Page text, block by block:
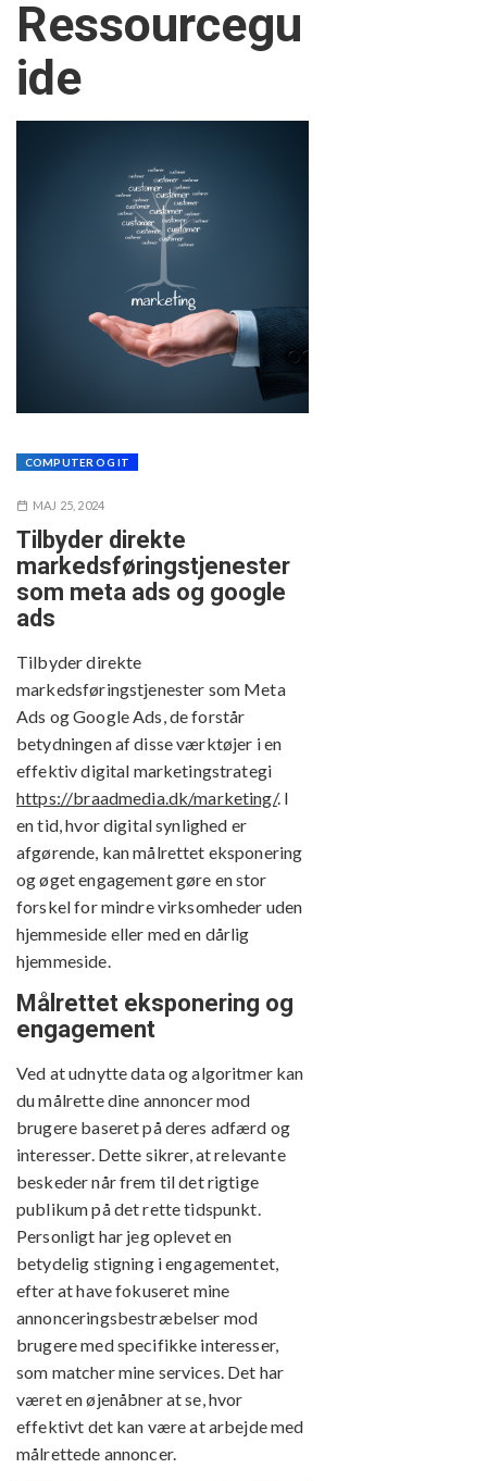
Ressourcegu
ide
COMPUTER OG IT
MAJ 25, 2024
Tilbyder direkte
markedsføringstjenester
som meta ads og google
ads
Tilbyder direkte
markedsføringstjenester som Meta
Ads og Google Ads, de forstår
betydningen af disse værktøjer i en
effektiv digital marketingstrategi
https://braadmedia.dk/marketing/. I
en tid, hvor digital synlighed er
afgørende, kan målrettet eksponering
og øget engagement gøre en stor
forskel for mindre virksomheder uden
hjemmeside eller med en dårlig
hjemmeside.
Målrettet eksponering og
engagement
Ved at udnytte data og algoritmer kan
du målrette dine annoncer mod
brugere baseret på deres adfærd og
interesser. Dette sikrer, at relevante
beskeder når frem til det rigtige
publikum på det rette tidspunkt.
Personligt har jeg oplevet en
betydelig stigning i engagementet,
efter at have fokuseret mine
annonceringsbestræbelser mod
brugere med specifikke interesser,
som matcher mine services. Det har
været en øjenåbner at se, hvor
effektivt det kan være at arbejde med
målrettede annoncer.